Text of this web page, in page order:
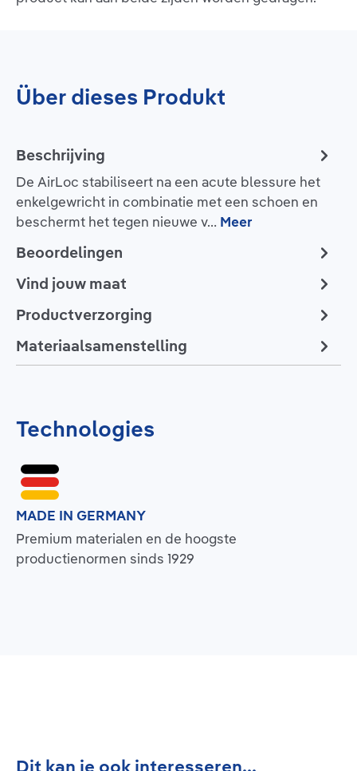
Über dieses Produkt
Beschrijving
De AirLoc stabiliseert na een acute blessure het
enkelgewricht in combinatie met een schoen en
beschermt het tegen nieuwe v… Meer
Beoordelingen
Vind jouw maat
Productverzorging
Materiaalsamenstelling
Technologies
MADE IN GERMANY
Premium materialen en de hoogste
productienormen sinds 1929
Productgalerij overslaan
Dit kan je ook interesseren...